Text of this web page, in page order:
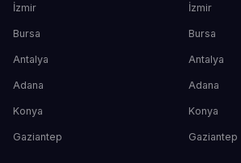
İzmir
Bursa
Antalya
Adana
Konya
Gaziantep
İzmir
Bursa
Antalya
Adana
Konya
Gaziantep